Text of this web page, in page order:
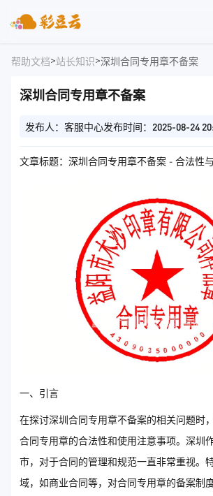
帮助文档>站长知识>深圳合同专用章不备案
深圳合同专用章不备案
发布人：客服中心发布时间：2025-08-24
文章标题：深圳合同专用章不备案 - 合法性
一、引言
在探讨深圳合同专用章不备案的相关问题时
合同专用章的合法性和使用注意事项。深圳
市，对于合同的管理和规范一直非常重视。
域，如商业合同等，对合同专用章的备案制